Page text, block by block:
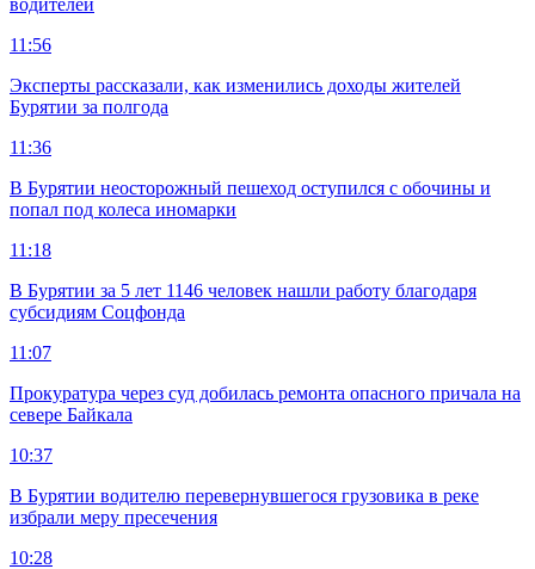
11:56
Эксперты рассказали, как изменились доходы жителей
Бурятии за полгода
11:36
В Бурятии неосторожный пешеход оступился с обочины и
попал под колеса иномарки
11:18
В Бурятии за 5 лет 1146 человек нашли работу благодаря
субсидиям Соцфонда
11:07
Прокуратура через суд добилась ремонта опасного причала на
севере Байкала
10:37
В Бурятии водителю перевернувшегося грузовика в реке
избрали меру пресечения
10:28